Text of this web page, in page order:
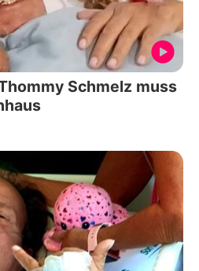
Schmelz muss